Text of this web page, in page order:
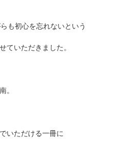
も初心を忘れないという
ていただきました。
。
いただける一冊に